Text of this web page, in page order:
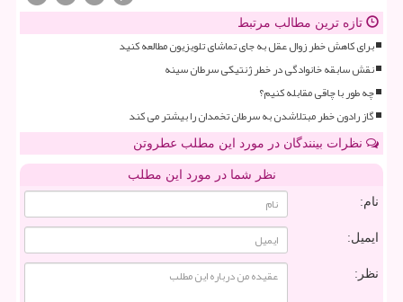
تازه ترین مطالب مرتبط
برای کاهش خطر زوال عقل به جای تماشای تلویزیون مطالعه کنید
نقش سابقه خانوادگی در خطر ژنتیکی سرطان سینه
چه طور با چاقی مقابله کنیم؟
گاز رادون خطر مبتلاشدن به سرطان تخمدان را بیشتر می کند
نظرات بینندگان در مورد این مطلب عطروتن
نظر شما در مورد این مطلب
نام:
ایمیل:
نظر: